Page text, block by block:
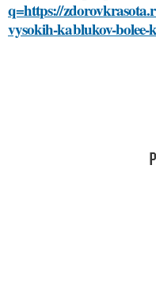
q=https://
vysokih-kablukov-bolee-